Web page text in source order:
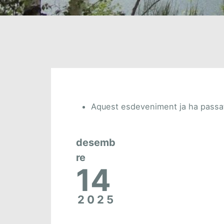
Aquest esdeveniment ja ha
desemb
re
14
2025